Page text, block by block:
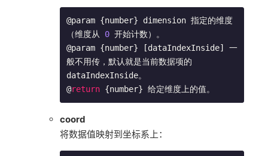
@param {number} dimension 指定的维度
（维度从 0 开始计数）。
@param {number} [dataIndexInside] 一
般不用传，默认就是当前数据项的
dataIndexInside。
@return {number} 给定维度上的值。
coord
将数据值映射到坐标系上：